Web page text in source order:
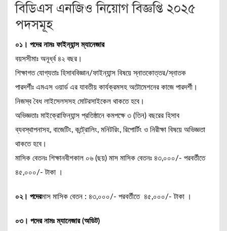
বিডিএস এনজিও নিয়োগ বিজ্ঞপ্তি ২০২৫
পদসমূহ
০১। পদের নামঃ ফাইন্যান্স ম্যানেজার
বয়সসীমাঃ অনূর্ধ্ব ৪২ বছর।
শিক্ষাগত যোগ্যতাঃ হিসাববিজ্ঞান/ফাইন্যান্স বিষয়ে স্নাতকোত্তর/স্নাতক
পারদর্শীঃ এমএস ওয়ার্ড এর যাবতীয় কার্যক্রমসহ অটোমেশনের কাজে পারদর্শী।
নিজস্ব বৈধ লাইসেলসসহ মোটরসাইকেল থাকতে হবে।
অভিজ্ঞতাঃ মাইক্রোফিন্যান্স প্রতিষ্ঠানে কমপক্ষে ৩ (তিন) বছরের হিসাব
ব্যবস্থাপনাসহ, বাজেটিং, কন্ট্রোলিং, মনিটরিং, রিপোর্টিং ও নিরীক্ষা বিষয়ে অভিজ্ঞতা
থাকতে হবে।
মাসিক বেতনঃ শিক্ষানবীশকাল ০৬ (ছয়) মাস মাসিক বেতনঃ ৪৩,০০০/- পরবর্তীতে
৪৫,০০০/- টাকা ।
০২। পদেরমাস মাসিক বেতন : ৪৩,০০০/- পরবর্তীতে ৪৫,০০০/- টাকা ।
০৩। পদের নামঃ ম্যানেজার (অডিট)